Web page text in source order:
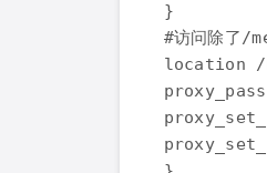
}
#访问除了/
location /